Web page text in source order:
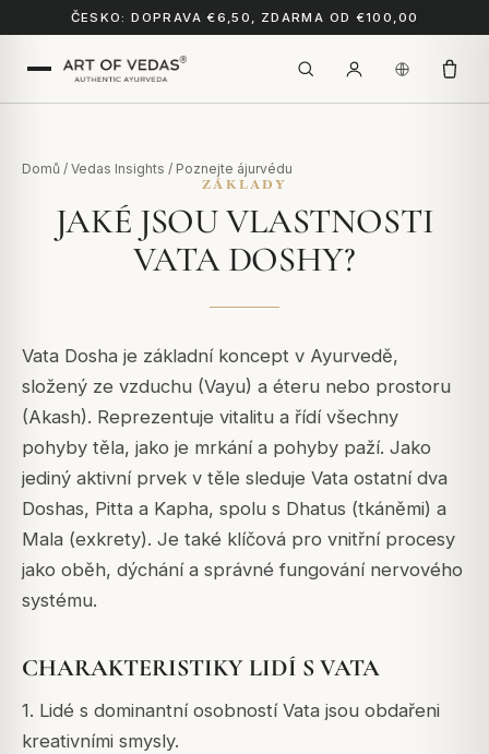
ČESKO: DOPRAVA €6,50, ZDARMA OD €100,00
Domů / Vedas Insights / Poznejte ájurvédu
ZÁKLADY
JAKÉ JSOU VLASTNOSTI
VATA DOSHY?
Vata Dosha je základní koncept v Ayurvedě,
složený ze vzduchu (Vayu) a éteru nebo prostoru
(Akash). Reprezentuje vitalitu a řídí všechny
pohyby těla, jako je mrkání a pohyby paží. Jako
jediný aktivní prvek v těle sleduje Vata ostatní dva
Doshas, Pitta a Kapha, spolu s Dhatus (tkáněmi) a
Mala (exkrety). Je také klíčová pro vnitřní procesy
jako oběh, dýchání a správné fungování nervového
systému.
CHARAKTERISTIKY LIDÍ S VATA
1. Lidé s dominantní osobností Vata jsou obdařeni
kreativními smysly.